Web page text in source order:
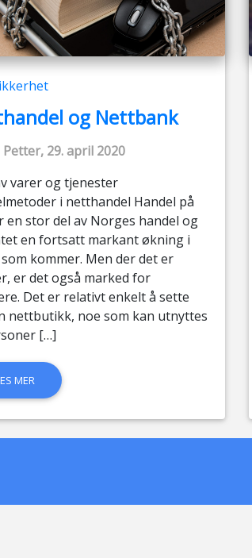
og Nettbank
Petter, 29. april 2020
varer og tjenester
i netthandel Handel på
en stor del av Norges handel og
en fortsatt markant økning i
kommer. Men der det er
er det også marked for
Det er relativt enkelt å sette
nettbutikk, noe som kan utnyttes
[…]
MER